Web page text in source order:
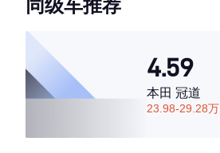
·内饰表现较为优秀，优于75%同级车
·空间表现较为优秀，优于50%同级车
同级车推荐
4.59
本田 冠道
23.98-29.28万